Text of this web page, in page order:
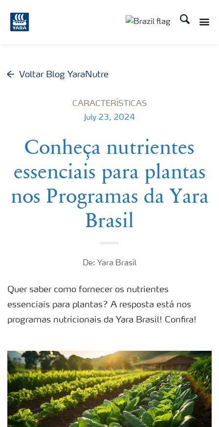
Busca
Voltar Blog YaraNutre
CARACTERÍSTICAS
July 23, 2024
Conheça nutrientes
essenciais para plantas
nos Programas da Yara
Brasil
De: Yara Brasil
Quer saber como fornecer os nutrientes
essenciais para plantas? A resposta está nos
programas nutricionais da Yara Brasil! Confira!